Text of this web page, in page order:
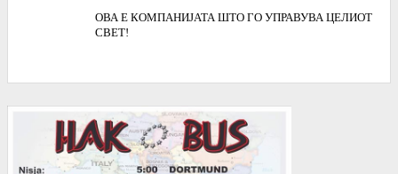
ОВА Е КОМПАНИЈАТА ШТО ГО УПРАВУВА ЦЕЛИОТ
СВЕТ!